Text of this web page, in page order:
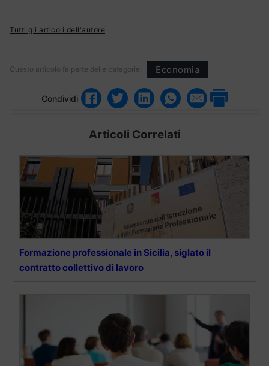
Tutti gli articoli dell'autore
Questo articolo fa parte delle categorie: Economia
Condividi
Articoli Correlati
Formazione professionale in Sicilia, siglato il
contratto collettivo di lavoro